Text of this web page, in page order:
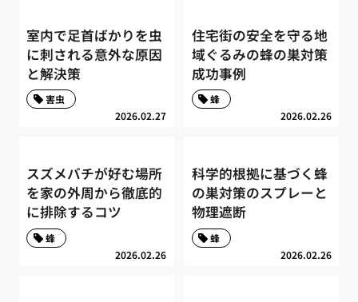
室内で足首ばかりを虫
に刺される意外な原因
と解決策
2026.02.27
害虫
住宅街の安全を守る地
域ぐるみの蜂の巣対策
成功事例
2026.02.26
蜂
スズメバチが好む場所
を家の外周から徹底的
に排除するコツ
2026.02.26
蜂
科学的根拠に基づく蜂
の巣対策のスプレーと
物理遮断
2026.02.26
蜂